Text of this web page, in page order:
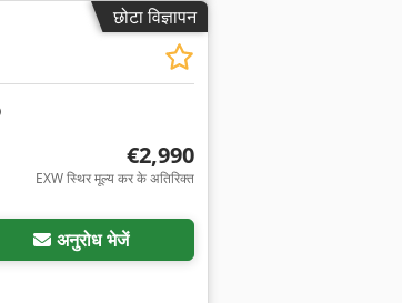
छोटा विज्ञापन
€2,990
EXW स्थिर मूल्य कर के अतिरिक्त
अनुरोध भेजें